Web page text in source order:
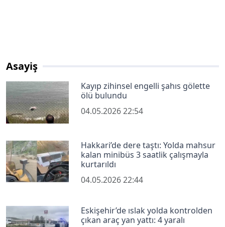
Asayiş
Kayıp zihinsel engelli şahıs gölette
ölü bulundu
04.05.2026 22:54
Hakkari’de dere taştı: Yolda mahsur
kalan minibüs 3 saatlik çalışmayla
kurtarıldı
04.05.2026 22:44
Eskişehir’de ıslak yolda kontrolden
çıkan araç yan yattı: 4 yaralı